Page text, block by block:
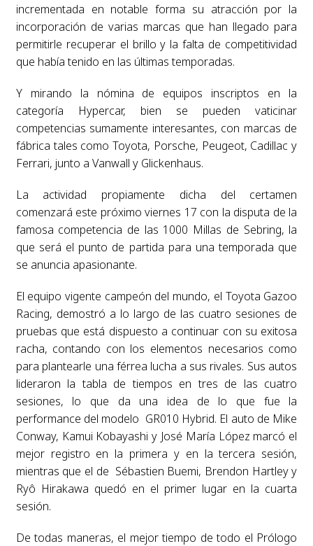
incrementada en notable forma su atracción por la
incorporación de varias marcas que han llegado para
permitirle recuperar el brillo y la falta de competitividad
que había tenido en las últimas temporadas.
Y mirando la nómina de equipos inscriptos en la
categoría Hypercar, bien se pueden vaticinar
competencias sumamente interesantes, con marcas de
fábrica tales como Toyota, Porsche, Peugeot, Cadillac y
Ferrari, junto a Vanwall y Glickenhaus.
La actividad propiamente dicha del certamen
comenzará este próximo viernes 17 con la disputa de la
famosa competencia de las 1000 Millas de Sebring, la
que será el punto de partida para una temporada que
se anuncia apasionante.
El equipo vigente campeón del mundo, el Toyota Gazoo
Racing, demostró a lo largo de las cuatro sesiones de
pruebas que está dispuesto a continuar con su exitosa
racha, contando con los elementos necesarios como
para plantearle una férrea lucha a sus rivales. Sus autos
lideraron la tabla de tiempos en tres de las cuatro
sesiones, lo que da una idea de lo que fue la
performance del modelo GR010 Hybrid. El auto de Mike
Conway, Kamui Kobayashi y José María López marcó el
mejor registro en la primera y en la tercera sesión,
mientras que el de Sébastien Buemi, Brendon Hartley y
Ryô Hirakawa quedó en el primer lugar en la cuarta
sesión.
De todas maneras, el mejor tiempo de todo el Prólogo